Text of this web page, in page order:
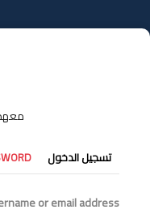
إلى
المحتوى
التبويبات
الأساسية
تسجيل الدخول
or email address